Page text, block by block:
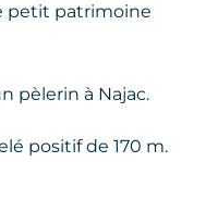
petit patrimoine
pèlerin à Najac.
positif de 170 m.